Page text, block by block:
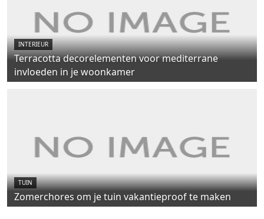
INTERIEUR
Terracotta decorelementen voor mediterrane
invloeden in je woonkamer
TUIN
Zomerchores om je tuin vakantieproof te maken